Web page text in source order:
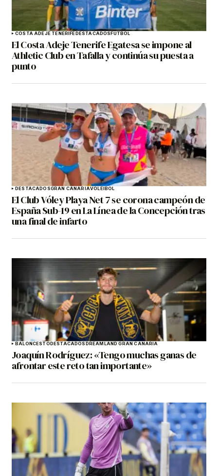
COSTA ADEJE TENERIFEDESTACADOSFÚTBOL
El Costa Adeje Tenerife Egatesa se impone al
Athletic Club en Tafalla y continúa su puesta a
punto
DESTACADOSGRAN CANARIAVOLEIBOL
El Club Vóley Playa Net 7 se corona campeón de
España Sub-19 en La Línea de la Concepción tras
una final de infarto
BALONCESTODESTACADOSDREAMLAND GRAN CANARIA
Joaquín Rodríguez: «Tengo muchas ganas de
afrontar este reto tan importante»